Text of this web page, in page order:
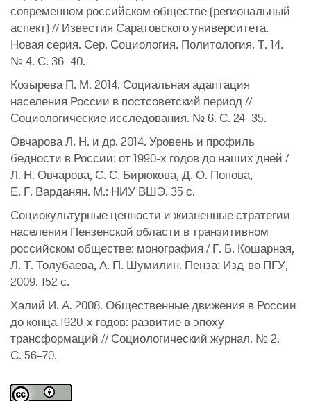
современном российском обществе (региональный
аспект) // Известия Саратовского университета.
Новая серия. Сер. Социология. Политология. Т. 14.
№ 4. С. 36–40.
Козырева П. М. 2014. Социальная адаптация
населения России в постсоветский период //
Социологические исследования. № 6. С. 24–35.
Овчарова Л. Н. и др. 2014. Уровень и профиль
бедности в России: от 1990-х годов до наших дней /
Л. Н. Овчарова, С. С. Бирюкова, Д. О. Попова,
Е. Г. Варданян. М.: НИУ ВШЭ. 35 с.
Социокультурные ценности и жизненные стратегии
населения Пензенской области в транзитивном
российском обществе: монография / Г. Б. Кошарная,
Л. Т. Толубаева, А. П. Шумилин. Пенза: Изд-во ПГУ,
2009. 152 с.
Халий И. А. 2008. Общественные движения в России
до конца 1920-х годов: развитие в эпоху
трансформаций // Социологический журнал. № 2.
С. 56–70.